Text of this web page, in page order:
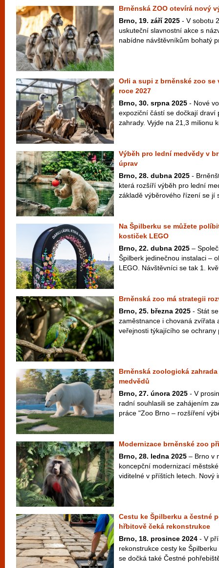
Brněnská ZOO otevírá nový
Brno, 19. září 2025 - V sobotu
uskuteční slavnostní akce s
nabídne návštěvníkům bohatý
Orli a supi z brněnské zoo
roce 2027
Brno, 30. srpna 2025 - Nové
expoziční částí se dočkají draví
zahrady. Vyjde na 21,3 milionu
Výběh pro lední medvědy v
úprav
Brno, 28. dubna 2025 -
která rozšíří výběh pro lední
základě výběrového řízení se jí
Na Špilberku se můžete
kostiček LEGO
Brno, 22. dubna 2025 –
Špilberk jedinečnou instalaci –
LEGO. Návštěvníci se tak 1.
Brněnská zoo má strategii
Brno, 25. března 2025 - Stát
zaměstnance i chovaná zvířata
veřejnosti týkajícího se ochrany
Brněnská zoologická
medvědů
Brno, 27. února 2025 - V
radní souhlasili se zahájením
práce "Zoo Brno – rozšíření
Modernizace brněnské zoo
Brno, 28. ledna 2025 – Brno v
koncepční modernizací
viditelné v příštích letech. Nový
Cestu ke Špilberku a čestné
hřbitově čeká rekonstrukce
Brno, 18. prosince 2024 - V
rekonstrukce cesty ke
se dočká také Čestné